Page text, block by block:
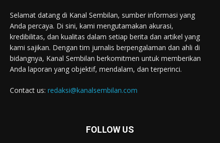
Selamat datang di Kanal Sembilan, sumber informasi yang
Anda percaya. Di sini, kami mengutamakan akurasi,
kredibilitas, dan kualitas dalam setiap berita dan artikel yang
kami sajikan. Dengan tim jurnalis berpengalaman dan ahli di
bidangnya, Kanal Sembilan berkomitmen untuk memberikan
Anda laporan yang objektif, mendalam, dan terperinci.
Contact us: redaksi@kanalsembilan.com
FOLLOW US